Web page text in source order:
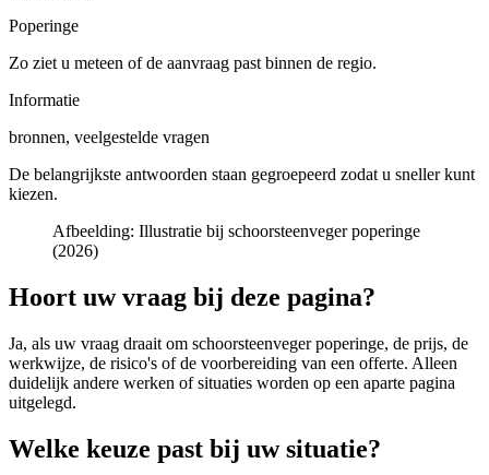
Poperinge
Zo ziet u meteen of de aanvraag past binnen de regio.
Informatie
bronnen, veelgestelde vragen
De belangrijkste antwoorden staan gegroepeerd zodat u sneller kunt
kiezen.
Afbeelding: Illustratie bij schoorsteenveger poperinge
(2026)
Hoort uw vraag bij deze pagina?
Ja, als uw vraag draait om schoorsteenveger poperinge, de prijs, de
werkwijze, de risico's of de voorbereiding van een offerte. Alleen
duidelijk andere werken of situaties worden op een aparte pagina
uitgelegd.
Welke keuze past bij uw situatie?